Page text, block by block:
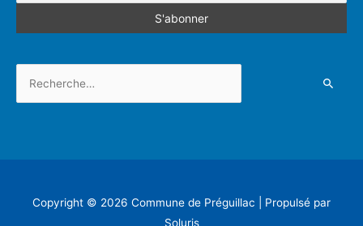
Copyright © 2026 Commune de Préguillac | Propulsé par
Soluris